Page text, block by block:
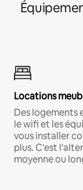
Locations
Des logements
le wifi et les
vous installer
plus. C'est
moyenne ou